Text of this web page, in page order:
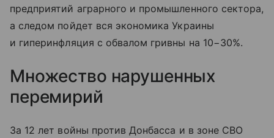
предприятий аграрного и промышленного сектора,
а следом пойдет вся экономика Украины
и гиперинфляция с обвалом гривны на 10−30%.
Множество нарушенных
перемирий
За 12 лет войны против Донбасса и в зоне СВО